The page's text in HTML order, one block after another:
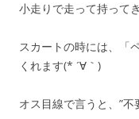
小走りで走って持って
スカートの時には、「
くれます(* ´∀｀)
オス目線で言うと、”不